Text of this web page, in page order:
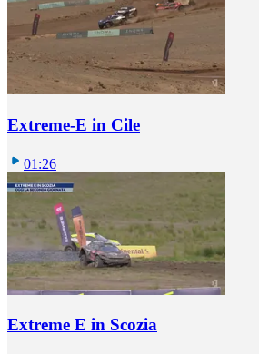
Extreme-E in Cile
01:26
Extreme E in Scozia